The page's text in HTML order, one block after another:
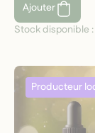
Ajouter
Stock disponible :